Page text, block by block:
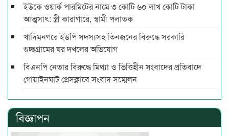
ইউকে ওয়ার্ক পারমিটের নামে ৩ কোটি ৬০ লাখ কোটি টাকা
আত্মসাৎ: স্ত্রী কারাগারে, স্বামী পলাতক
খাদিমনগরে ইউপি সদস্যসহ তিনজনের বিরুদ্ধে সরকারি
গুচ্ছগ্রামের ঘর দখলের অভিযোগ
বিএনপি নেতার বিরুদ্ধে মিথ্যা ও ভিত্তিহীন সংবাদের প্রতিবাদে
গোয়াইনঘাট প্রেসক্লাবে সংবাদ সম্মেলন
বিজ্ঞাপন